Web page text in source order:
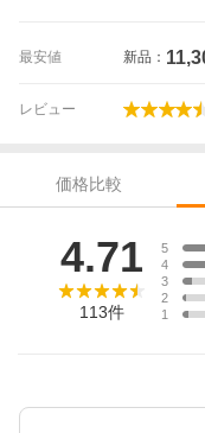
最安値 新品：
レビュー
価格比較
4.71
113件
5
4
3
2
1